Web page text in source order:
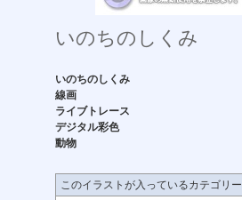
いのちのしくみ
いのちのしくみ
線画
ライブトレース
デジタル彩色
動物
このイラストが入っているカテゴリー